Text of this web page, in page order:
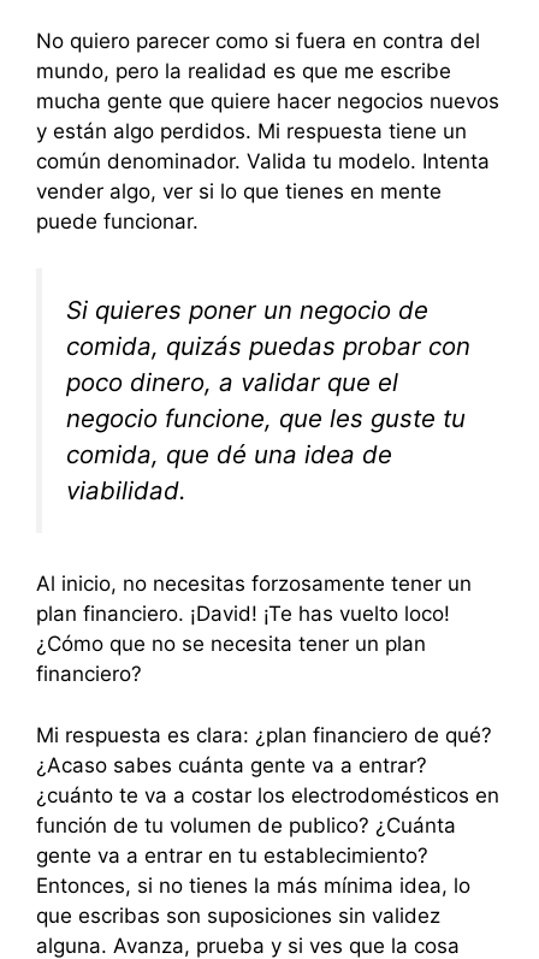
No quiero parecer como si fuera en contra del
mundo, pero la realidad es que me escribe
mucha gente que quiere hacer negocios nuevos
y están algo perdidos. Mi respuesta tiene un
común denominador. Valida tu modelo. Intenta
vender algo, ver si lo que tienes en mente
puede funcionar.
Si quieres poner un negocio de
comida, quizás puedas probar con
poco dinero, a validar que el
negocio funcione, que les guste tu
comida, que dé una idea de
viabilidad.
Al inicio, no necesitas forzosamente tener un
plan financiero. ¡David! ¡Te has vuelto loco!
¿Cómo que no se necesita tener un plan
financiero?
Mi respuesta es clara: ¿plan financiero de qué?
¿Acaso sabes cuánta gente va a entrar?
¿cuánto te va a costar los electrodomésticos en
función de tu volumen de publico? ¿Cuánta
gente va a entrar en tu establecimiento?
Entonces, si no tienes la más mínima idea, lo
que escribas son suposiciones sin validez
alguna. Avanza, prueba y si ves que la cosa